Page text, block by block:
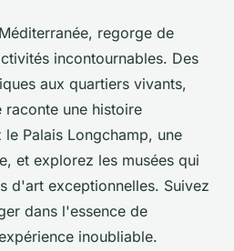
regorge de
incontournables. Des
aux quartiers vivants,
une histoire
Palais Longchamp, une
et explorez les musées qui
d'art exceptionnelles. Suivez
dans l'essence de
inoubliable.